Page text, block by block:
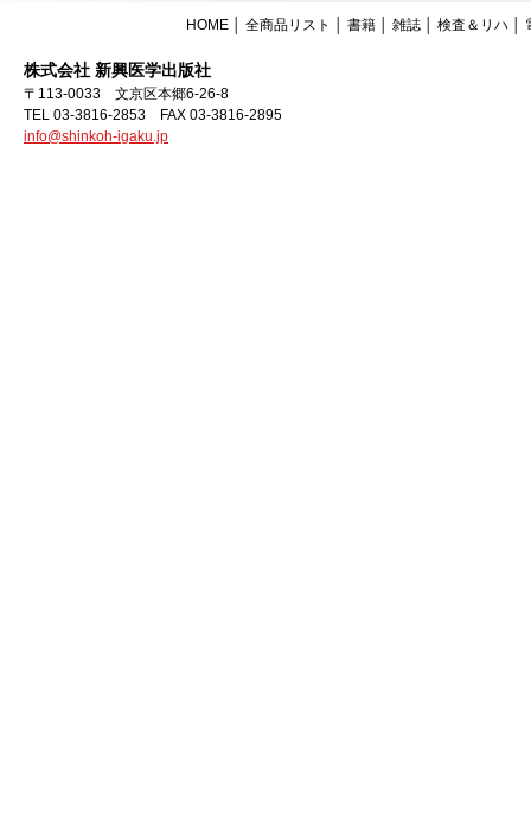
HOME 全商品リスト 書籍 雑誌 検査＆リハ
株式会社 新興医学出版社
〒113-0033 文京区本郷6-26-8
TEL 03-3816-2853 FAX 03-3816-2895
info@shinkoh-igaku.jp